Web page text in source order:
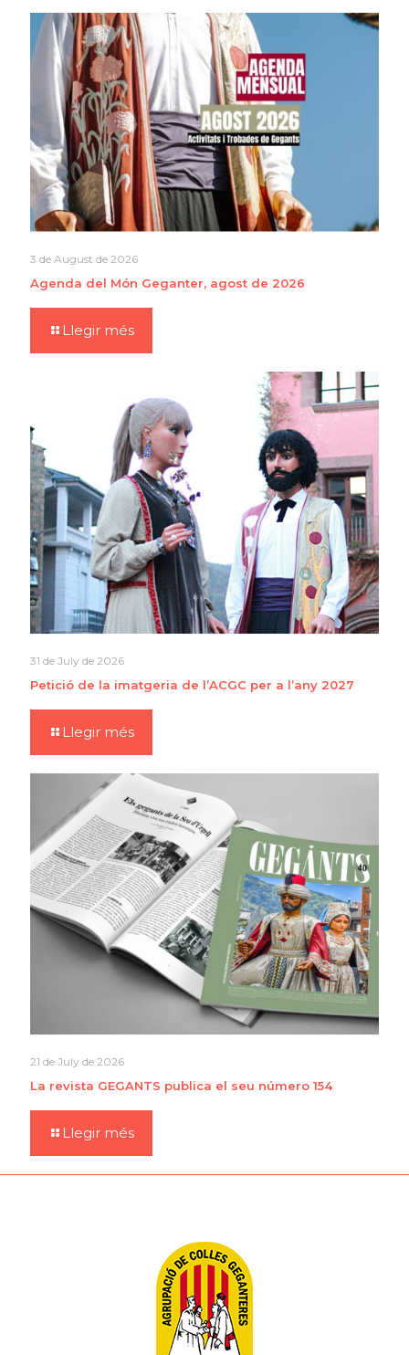
3 de August de 2026
Agenda del Món Geganter, agost de 2026
Llegir més
31 de July de 2026
Petició de la imatgeria de l’ACGC per a l’any 2027
Llegir més
21 de July de 2026
La revista GEGANTS publica el seu número 154
Llegir més